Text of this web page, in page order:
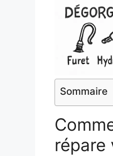
Sommaire
répare